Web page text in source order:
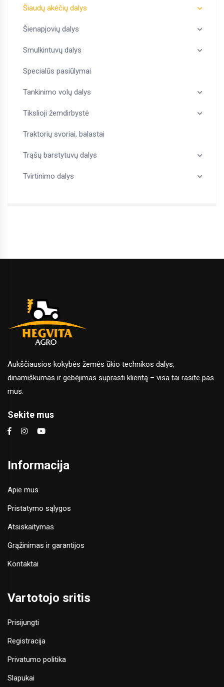
Šiaudų akėčių dalys
Šienapjovių dalys
Smulkintuvų dalys
Specialūs pasiūlymai
Tankinimo volų dalys
Tikslioji žemdirbystė
Traktorių svoriai, balastai
Trąšų barstytuvų dalys
Tvirtinimo dalys
Aukščiausios kokybės žemės ūkio technikos dalys,
dinamiškumas ir gebėjimas suprasti klientą – visa tai rasite pas
mus.
Sekite mus
Informacija
Apie mus
Pristatymo sąlygos
Atsiskaitymas
Grąžinimas ir garantijos
Kontaktai
Vartotojo sritis
Prisijungti
Registracija
Privatumo politika
Slapukai